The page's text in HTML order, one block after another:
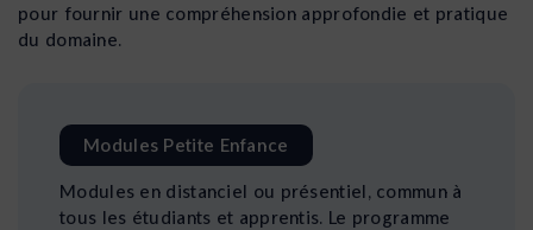
pour fournir une compréhension approfondie et pratique
du domaine.
Modules Petite Enfance
Modules en distanciel ou présentiel, commun à
tous les étudiants et apprentis. Le programme